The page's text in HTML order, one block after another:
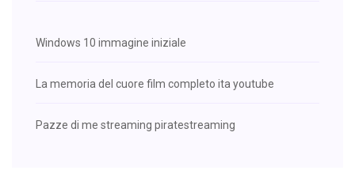
Windows 10 immagine iniziale
La memoria del cuore film completo ita youtube
Pazze di me streaming piratestreaming